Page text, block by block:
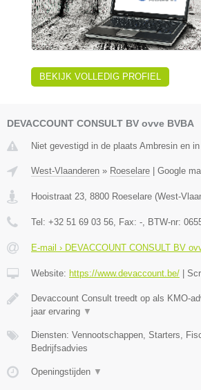
BEKIJK VOLLEDIG PROFIEL
DEVACCOUNT CONSULT BV ovve BVBA
Niet gevestigd in de plaats Ambresin en in
West-Vlaanderen » Roeselare | Google
Hooistraat 23 8800 Roeselare (West-
Tel: +32 51 69 03 56 , Fax: - , BTW-nr:
E-mail › DEVACCOUNT CONSULT BV
Website: https://www.devaccount.be/ |
Devaccount Consult treedt op als KMO-
jaar ervaring ▼
Diensten: Vennootschappen, Starters,
Bedrijfsadvies
Openingstijden ▼